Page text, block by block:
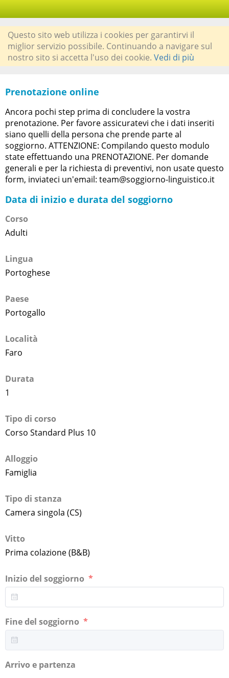
Questo sito web utilizza i cookies per garantirvi il
miglior servizio possibile. Continuando a navigare sul
nostro sito si accetta l'uso dei cookie. Vedi di più
Prenotazione online
Ancora pochi step prima di concludere la vostra
prenotazione. Per favore assicuratevi che i dati inseriti
siano quelli della persona che prende parte al
soggiorno. ATTENZIONE: Compilando questo modulo
state effettuando una PRENOTAZIONE. Per domande
generali e per la richiesta di preventivi, non usate questo
form, inviateci un'email: team@soggiorno-linguistico.it
Data di inizio e durata del soggiorno
Corso
Adulti
Lingua
Portoghese
Paese
Portogallo
Località
Faro
Durata
1
Tipo di corso
Corso Standard Plus 10
Alloggio
Famiglia
Tipo di stanza
Camera singola (CS)
Vitto
Prima colazione (B&B)
Inizio del soggiorno
Fine del soggiorno
Arrivo e partenza